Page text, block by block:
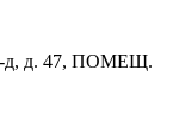
д, д. 47, ПОМЕЩ.